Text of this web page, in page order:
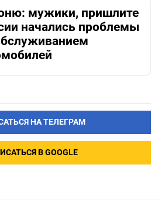
мужики, пришлите
начались проблемы
НА ТЕЛЕГРАМ
В GOOGLE